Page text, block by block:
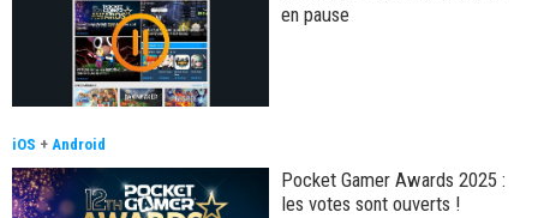
en pause
iOS + Android
Pocket Gamer Awards 2025 :
les votes sont ouverts !